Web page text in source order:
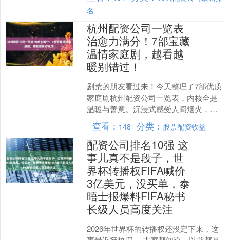
名
杭州配资公司一览表
治愈力满分！7部宝藏
温情家庭剧，越看越
暖别错过！
剧荒的朋友看过来！今天整理了7部优质
家庭剧杭州配资公司一览表，内核全是
温暖与善意。沉浸式感受人间烟火，轻
松又治愈，闲暇时追再合适不过啦。 1、
《六姊妹》主演：梅....
查看： 148 分类： 股票配资收益
配资公司排名10强 这
事儿真不是段子，世
界杯转播权FIFA喊价
3亿美元，没买单，泰
晤士报爆料FIFA秘书
长级人员高度关注
2026年世界杯的转播权还没定下来，这